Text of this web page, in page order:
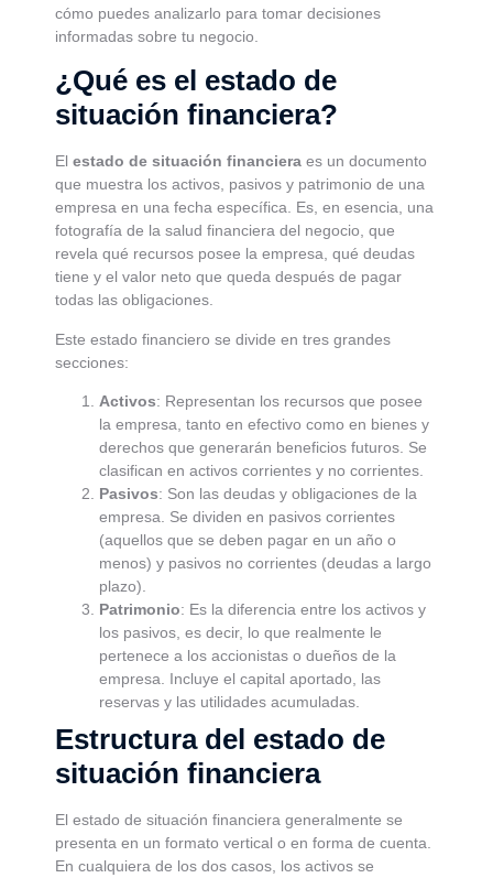
cómo puedes analizarlo para tomar decisiones
informadas sobre tu negocio.
¿Qué es el estado de
situación financiera?
El estado de situación financiera es un documento
que muestra los activos, pasivos y patrimonio de una
empresa en una fecha específica. Es, en esencia, una
fotografía de la salud financiera del negocio, que
revela qué recursos posee la empresa, qué deudas
tiene y el valor neto que queda después de pagar
todas las obligaciones.
Este estado financiero se divide en tres grandes
secciones:
Activos: Representan los recursos que posee
la empresa, tanto en efectivo como en bienes y
derechos que generarán beneficios futuros. Se
clasifican en activos corrientes y no corrientes.
Pasivos: Son las deudas y obligaciones de la
empresa. Se dividen en pasivos corrientes
(aquellos que se deben pagar en un año o
menos) y pasivos no corrientes (deudas a largo
plazo).
Patrimonio: Es la diferencia entre los activos y
los pasivos, es decir, lo que realmente le
pertenece a los accionistas o dueños de la
empresa. Incluye el capital aportado, las
reservas y las utilidades acumuladas.
Estructura del estado de
situación financiera
El estado de situación financiera generalmente se
presenta en un formato vertical o en forma de cuenta.
En cualquiera de los dos casos, los activos se